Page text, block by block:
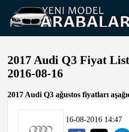
2017 Audi Q3 Fiyat
2016-08-16
2017 Audi Q3 ağustos fiyatları
16-08-2016 14:47